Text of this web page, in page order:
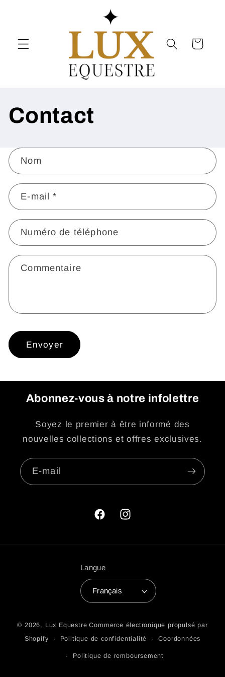
Panier
Contact
F
o
m
u
l
a
r
e
o
n
a
Nom
E-mail*
Numéro de téléphone
Commentaire
Envoyer
Abonnez-vous à notre infolettre
Soyez le premier à être informé des
nouvelles collections et offres exclusives.
E-mail
FacebookInstagram
Langue
Français
© 2026, Lux Equestre Commerce électronique propulsé par
Shopify
Politique de confidentialité Coordonnées
Politique de remboursement